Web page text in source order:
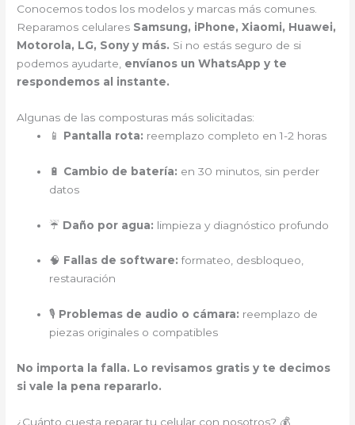
Conocemos todos los modelos y marcas más comunes.
Reparamos celulares Samsung, iPhone, Xiaomi, Huawei,
Motorola, LG, Sony y más. Si no estás seguro de si
podemos ayudarte, envíanos un WhatsApp y te
respondemos al instante.
Algunas de las composturas más solicitadas:
📱 Pantalla rota: reemplazo completo en 1-2 horas
🔋 Cambio de batería: en 30 minutos, sin perder
datos
☔ Daño por agua: limpieza y diagnóstico profundo
🧠 Fallas de software: formateo, desbloqueo,
restauración
🎙️ Problemas de audio o cámara: reemplazo de
piezas originales o compatibles
No importa la falla. Lo revisamos gratis y te decimos
si vale la pena repararlo.
¿Cuánto cuesta reparar tu celular con nosotros? 💰